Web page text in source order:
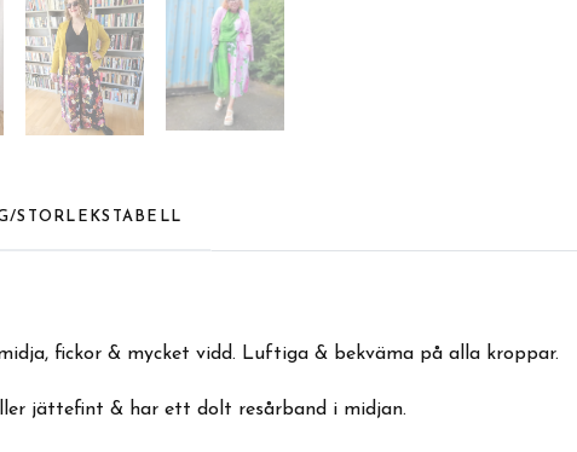
STORLEKSTABELL
fickor & mycket vidd. Luftiga & bekväma på alla kroppar.
jättefint & har ett dolt resårband i midjan.